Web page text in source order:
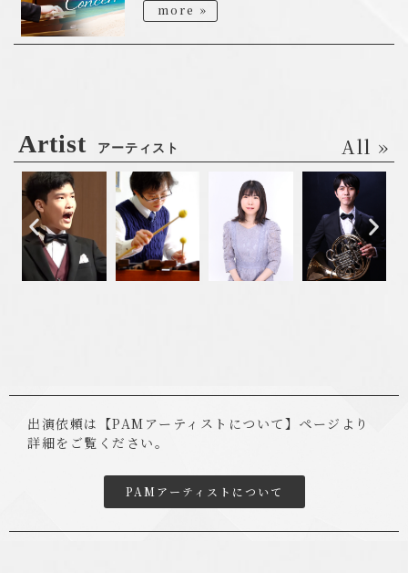
more »
Artist アーティスト All »
出演依頼は【PAMアーティストについて】ページより
詳細をご覧ください。
PAMアーティストについて